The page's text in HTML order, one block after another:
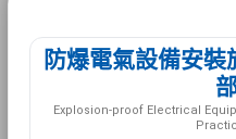
安全資料表架
戶外型
安全資料表架
防爆電氣設備安裝
Explosion-proof Electrical